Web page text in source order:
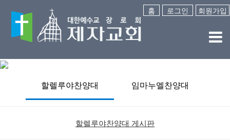
홈 로그인 회원가입
할렐루야찬양대 임마누엘찬양대
할렐루야찬양대 게시판